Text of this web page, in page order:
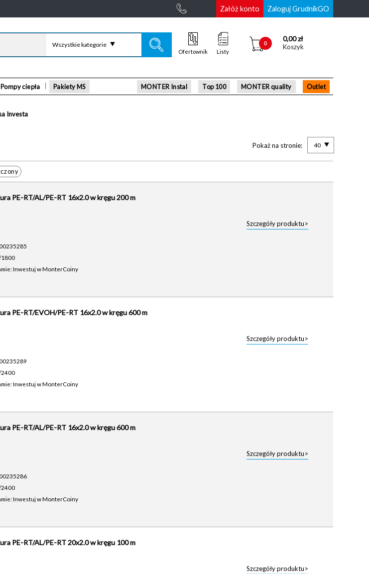
Załóż konto Zaloguj GrudnikGO
Wszystkie kategorie 0
0,00 zł
Koszyk
Ofertownik Listy
Pompy ciepła Pakiety MS MONTER Instal Top 100 MONTER quality Outlet
Investa
Pokaż na stronie: 40
PE-RT/AL/PE-RT 16x2.0 w kręgu 200 m
1800
Inwestuj w MonterCoiny
Szczegóły produktu>
PE-RT/EVOH/PE-RT 16x2.0 w kręgu 600 m
2400
Inwestuj w MonterCoiny
Szczegóły produktu>
PE-RT/AL/PE-RT 16x2.0 w kręgu 600 m
2400
Inwestuj w MonterCoiny
Szczegóły produktu>
PE-RT/AL/PE-RT 20x2.0 w kręgu 100 m
Szczegóły produktu>